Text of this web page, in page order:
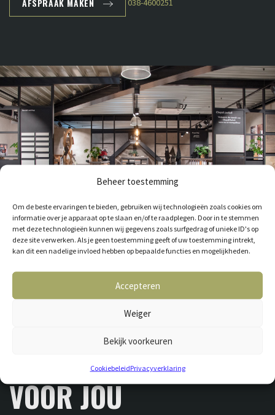
Beheer toestemming
Om de beste ervaringen te bieden, gebruiken wij technologieën zoals cookies om
informatie over je apparaat op te slaan en/of te raadplegen. Door in te stemmen
met deze technologieën kunnen wij gegevens zoals surfgedrag of unieke ID's op
deze site verwerken. Als je geen toestemming geeft of uw toestemming intrekt,
kan dit een nadelige invloed hebben op bepaalde functies en mogelijkheden.
Accepteren
Weiger
Bekijk voorkeuren
CookiebeleidPrivacyverklaring
AFSPRAAK MAKEN
GERELATEERDE VLOEREN
OOK INTERESSANT
VOOR JOU